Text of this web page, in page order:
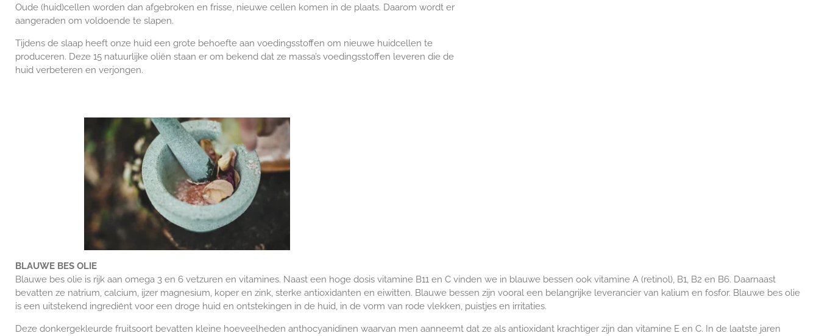
Oude (huid)cellen worden dan afgebroken en frisse, nieuwe cellen komen in de plaats. Daarom wordt er
aangeraden om voldoende te slapen.
Tijdens de slaap heeft onze huid een grote behoefte aan voedingsstoffen om nieuwe huidcellen te
produceren. Deze 15 natuurlijke oliën staan er om bekend dat ze massa’s voedingsstoffen leveren die de
huid verbeteren en verjongen.
BLAUWE BES OLIE
Blauwe bes olie is rijk aan omega 3 en 6 vetzuren en vitamines. Naast een hoge dosis vitamine B11 en C vinden we in blauwe bessen ook vitamine A (retinol), B1, B2 en B6. Daarnaast
bevatten ze natrium, calcium, ijzer magnesium, koper en zink, sterke antioxidanten en eiwitten. Blauwe bessen zijn vooral een belangrijke leverancier van kalium en fosfor. Blauwe bes olie
is een uitstekend ingrediënt voor een droge huid en ontstekingen in de huid, in de vorm van rode vlekken, puistjes en irritaties.
Deze donkergekleurde fruitsoort bevatten kleine hoeveelheden anthocyanidinen waarvan men aanneemt dat ze als antioxidant krachtiger zijn dan vitamine E en C. In de laatste jaren